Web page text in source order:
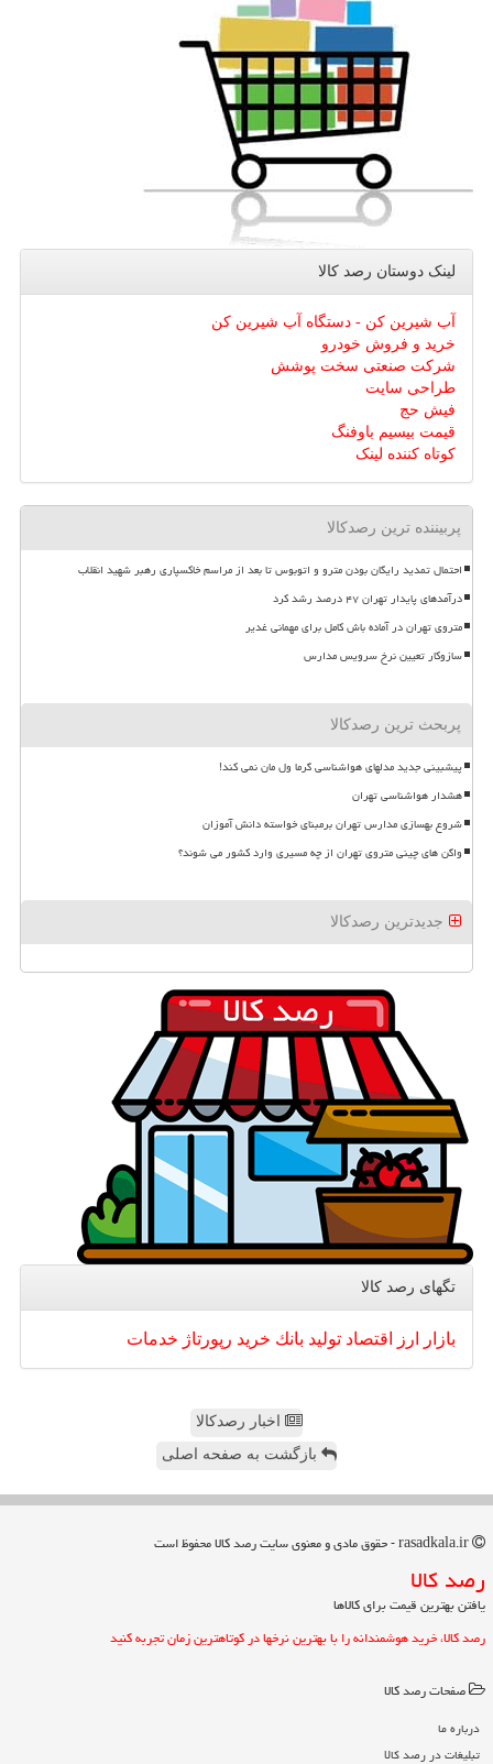
لینک دوستان رصد كالا
آب شیرین کن - دستگاه آب شیرین کن
خرید و فروش خودرو
شرکت صنعتی سخت پوشش
طراحی سایت
فیش حج
قیمت بیسیم باوفنگ
کوتاه کننده لینک
پربیننده ترین رصدکالا
احتمال تمدید رایگان بودن مترو و اتوبوس تا بعد از مراسم خاکسپاری رهبر شهید انقلاب
درآمدهای پایدار تهران ۴۷ درصد رشد کرد
متروی تهران در آماده باش کامل برای مهمانی غدیر
سازوکار تعیین نرخ سرویس مدارس
پربحث ترین رصدکالا
پیشبینی جدید مدلهای هواشناسی گرما ول مان نمی کند!
هشدار هواشناسی تهران
شروع بهسازی مدارس تهران برمبنای خواسته دانش آموزان
واگن های چینی متروی تهران از چه مسیری وارد کشور می شوند؟
جدیدترین رصدکالا
تگهای رصد كالا
بازار ارز اقتصاد تولید بانك خرید رپورتاژ خدمات
اخبار رصدکالا
بازگشت به صفحه اصلی
رصد كالا
یافتن بهترین قیمت برای کالاها
رصد کالا، خرید هوشمندانه را با بهترین نرخها در کوتاهترین زمان تجربه کنید
صفحات رصد كالا
درباره ما
تبلیغات در رصد كالا